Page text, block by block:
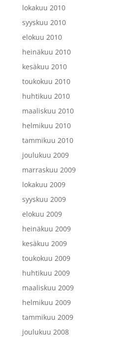
lokakuu 2010
syyskuu 2010
elokuu 2010
heinäkuu 2010
kesäkuu 2010
toukokuu 2010
huhtikuu 2010
maaliskuu 2010
helmikuu 2010
tammikuu 2010
joulukuu 2009
marraskuu 2009
lokakuu 2009
syyskuu 2009
elokuu 2009
heinäkuu 2009
kesäkuu 2009
toukokuu 2009
huhtikuu 2009
maaliskuu 2009
helmikuu 2009
tammikuu 2009
joulukuu 2008